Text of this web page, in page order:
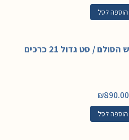
הוספה לסל
/ סט גדול 21 כרכים
₪890.00
הוספה לסל